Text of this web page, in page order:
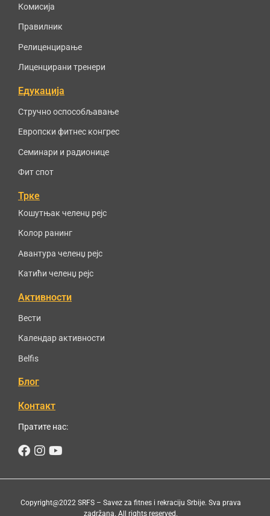
Комисија
Правилник
Релиценцирање
Лиценцирани тренери
Едукација
Стручно оспособљавање
Европски фитнес конгрес
Семинари и радионице
Фит спот
Трке
Кошутњак челенџ рејс
Колор ранинг
Авантура челенџ рејс
Катићи челенџ рејс
Активности
Вести
Календар активности
Belfis
Блог
Контакт
Пратите нас:
Facebook
Instagram
Youtube
Copyright@2022 SRFS – Savez za fitnes i rekraciju Srbije. Sva prava
zadržana. All rights reserved.